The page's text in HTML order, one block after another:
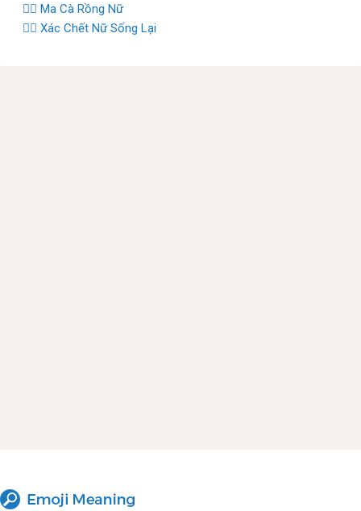
🧛‍♀️ Ma Cà Rồng Nữ
🧟‍♀️ Xác Chết Nữ Sống Lại